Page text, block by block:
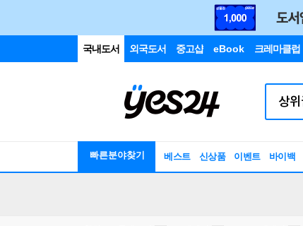
국내도서 외국도서 중고샵 eBook 크레마클럽
빠른분야찾기 베스트 신상품 이벤트 바이백